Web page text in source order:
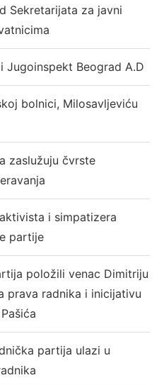
Sekretarijata za javni
Jugoinspekt Beograd A.D
bolnici, Milosavljeviću
zaslužuju čvrste
i simpatizera
partije
položili venac Dimitriju
prava radnika i inicijativu
partija ulazi u